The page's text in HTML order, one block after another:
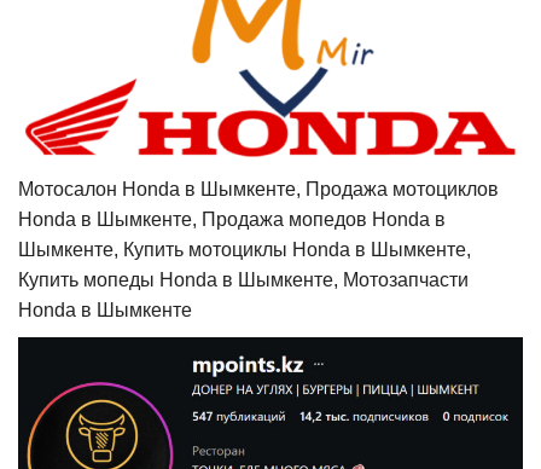
Мотосалон Honda в Шымкенте, Продажа мотоциклов
Honda в Шымкенте, Продажа мопедов Honda в
Шымкенте, Купить мотоциклы Honda в Шымкенте,
Купить мопеды Honda в Шымкенте, Мотозапчасти
Honda в Шымкенте